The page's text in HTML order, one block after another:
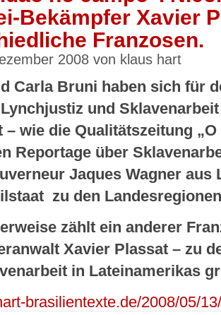
Bekämpfer Xavier
Franzosen.
2008 von klaus hart
Carla Bruni haben sich für
und
– wie die Qualitätszeitung
Reportage über
Jaques Wagner aus
zu den
zählt ein anderer
Xavier Plassat – zu
in Lateinamerikas
brasilientexte.de/2008/05/